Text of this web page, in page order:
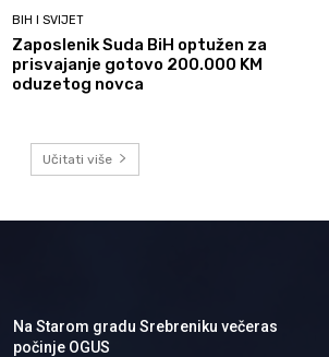
BIH I SVIJET
Zaposlenik Suda BiH optužen za
prisvajanje gotovo 200.000 KM
oduzetog novca
Učitati više
Na Starom gradu Srebreniku večeras
počinje OGUS